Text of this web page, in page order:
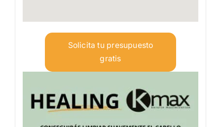
Solicita tu presupuesto
gratis